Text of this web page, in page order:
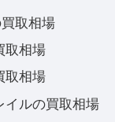
取相場
取相場
取相場
イルの買取相場